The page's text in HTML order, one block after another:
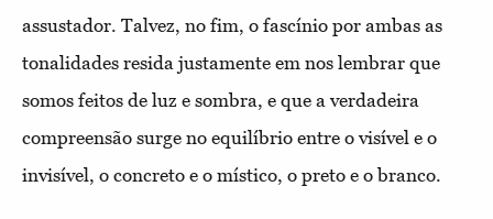
assustador. Talvez, no fim, o fascínio por ambas as
tonalidades resida justamente em nos lembrar que
somos feitos de luz e sombra, e que a verdadeira
compreensão surge no equilíbrio entre o visível e o
invisível, o concreto e o místico, o preto e o branco.